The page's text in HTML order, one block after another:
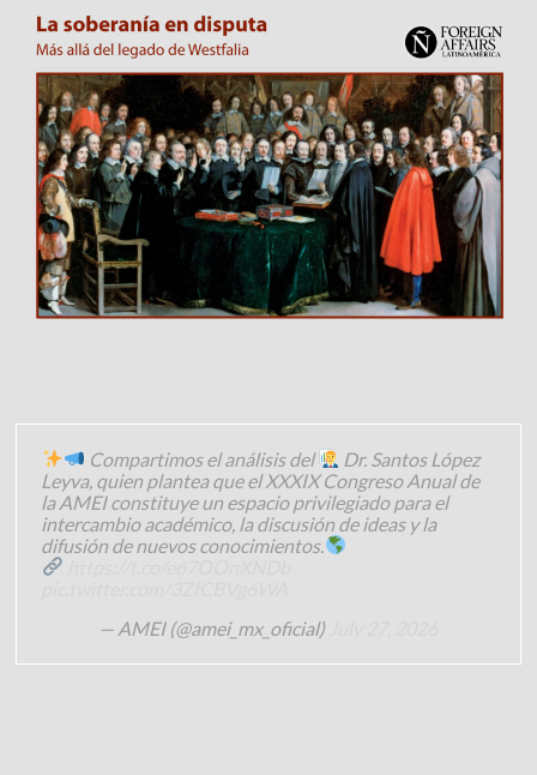
Compartimos el análisis del
Dr. Santos López
Leyva, quien plantea que el XXXIX Congreso Anual de
la AMEI constituye un espacio privilegiado para el
intercambio académico, la discusión de ideas y la
difusión de nuevos conocimientos.
— AMEI (@amei_mx_oficial)